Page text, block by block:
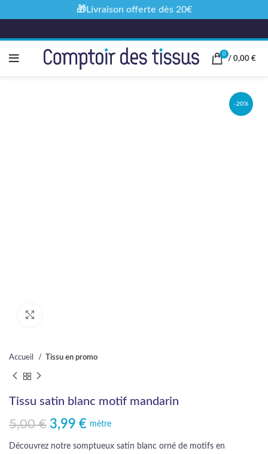
0
/ 0,00 €
-20%
Accueil Tissu en promo
Tissu satin blanc motif mandarin
5,00€
Le prix initial était : 5,00 €.
3,99 €
Le prix actuel est : 3,99 €.
mètre
Découvrez notre somptueux satin blanc orné de motifs en
🎁Livraison offerte dès 20€